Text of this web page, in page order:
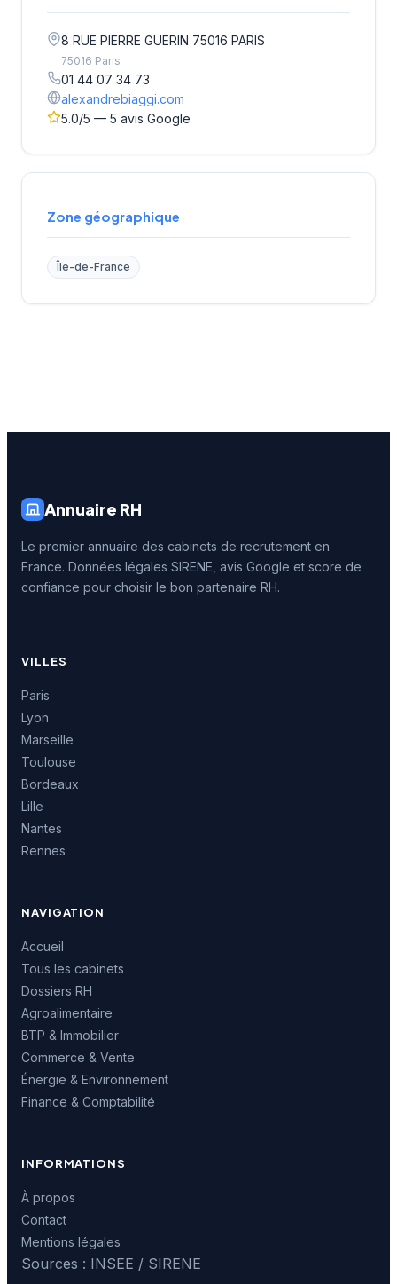
8 RUE PIERRE GUERIN 75016 PARIS
75016 Paris
01 44 07 34 73
alexandrebiaggi.com
5.0/5 — 5 avis Google
Zone géographique
Île-de-France
Annuaire RH
Le premier annuaire des cabinets de recrutement en
France. Données légales SIRENE, avis Google et score de
confiance pour choisir le bon partenaire RH.
VILLES
Paris
Lyon
Marseille
Toulouse
Bordeaux
Lille
Nantes
Rennes
NAVIGATION
Accueil
Tous les cabinets
Dossiers RH
Agroalimentaire
BTP & Immobilier
Commerce & Vente
Énergie & Environnement
Finance & Comptabilité
INFORMATIONS
À propos
Contact
Mentions légales
Sources : INSEE / SIRENE